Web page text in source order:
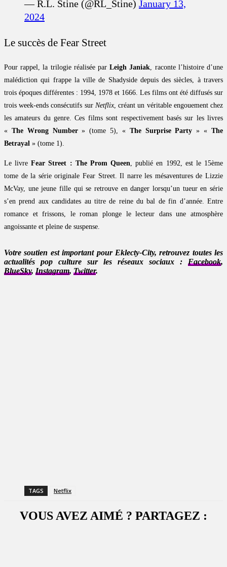
— R.L. Stine (@RL_Stine) January 13,
2024
Le succès de Fear Street
Pour rappel, la trilogie réalisée parLeigh Janiak, raconte l’histoire d’une
malédiction qui frappe la ville de Shadyside depuis des siècles, à travers
trois époques différentes : 1994, 1978 et 1666. Les films ont été diffusés sur
trois week-ends consécutifs sur Netflix, créant un véritable engouement chez
les amateurs du genre. Ces films sont respectivement basés sur les livres
« The Wrong Number» (tome 5), « The Surprise Party » «The
Betrayal » (tome 1).
Le livreFear Street : The Prom Queen, publié en 1992, est le 15ème
tome de la série originale Fear Street. Il narre les mésaventures de Lizzie
McVay, une jeune fille qui se retrouve en danger lorsqu’un tueur en série
s’en prend aux candidates au titre de reine du bal de fin d’année. Entre
romance et frissons, le roman plonge le lecteur dans une atmosphère
angoissante et pleine de suspense.
Votre soutien est important pour Eklecty-City, retrouvez toutes les
actualités pop culture sur les réseaux sociaux : Facebook,
BlueSky, Instagram, Twitter.
TAGS Netflix
VOUS AVEZ AIMÉ ? PARTAGEZ :